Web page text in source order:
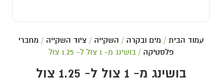
עמוד הבית / מים ובקרה / השקייה / ציוד השקייה / מחברי
פלסטיקה / בושינג מ- 1 צול ל- 1.25 צול
בושינג מ- 1 צול ל- 1.25 צול